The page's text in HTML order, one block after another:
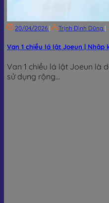
20/04/2026 | Trịnh Đình Dũng |
Van 1 chiều lá lật Joeun | Nhập
Van 1 chiều lá lật Joeun là
sử dụng rộng...